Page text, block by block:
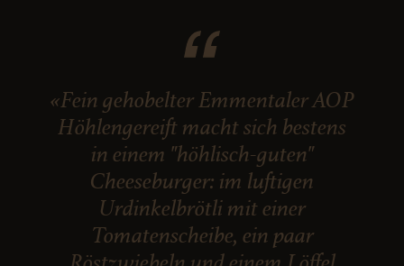
«Fein gehobelter Emmentaler AOP
Höhlengereift macht sich bestens
in einem "höhlisch-guten"
Cheeseburger: im luftigen
Urdinkelbrötli mit einer
Tomatenscheibe, ein paar